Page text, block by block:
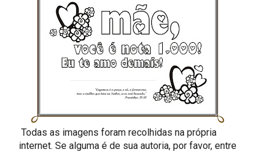
Todas as imagens foram recolhidas na própria
internet. Se alguma é de sua autoria, por favor, entre